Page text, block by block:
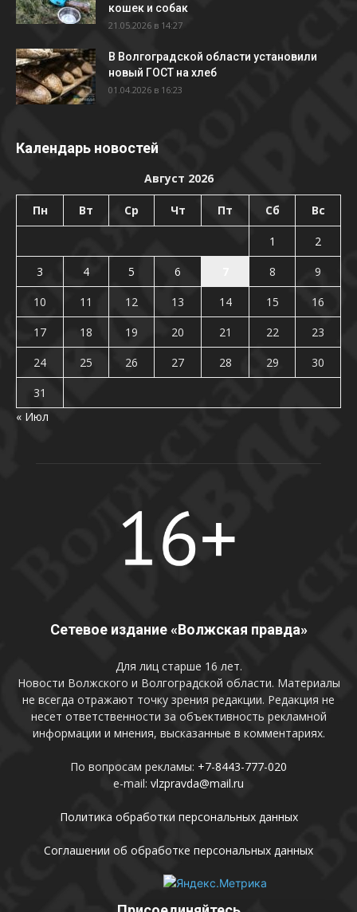
кошек и собак
21.05.2026 в 14:27
В Волгоградской области установили
новый ГОСТ на хлеб
01.04.2026 в 16:23
Календарь новостей
Август 2026
Пн Вт Ср Чт Пт Сб Вс
1
2
3
4 5 6 8
9
10
11 12 13 14 15
16
17
18 19 20 21 22
23
24
25 26 27 28 29
30
31
« Июл
Сетевое издание «Волжская правда»
Для лиц старше 16 лет.
Новости Волжского и Волгоградской области. Материалы
не всегда отражают точку зрения редакции. Редакция не
несет ответственности за объективность рекламной
информации и мнения, высказанные в комментариях.
По вопросам рекламы: +7-8443-777-020
e-mail: vlzpravda@mail.ru
Политика обработки персональных данных
Соглашении об обработке персональных данных